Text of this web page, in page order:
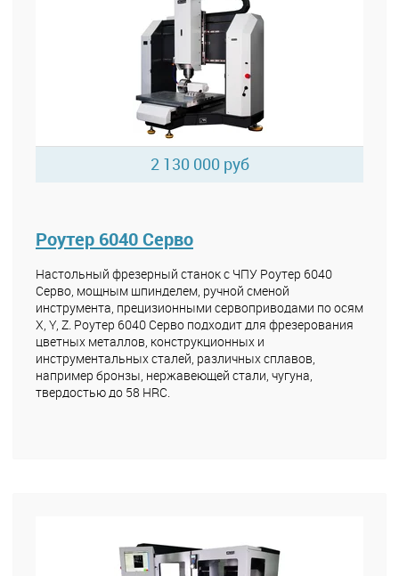
2 130 000 руб
Роутер 6040 Серво
Настольный фрезерный станок с ЧПУ Роутер 6040
Серво, мощным шпинделем, ручной сменой
инструмента, прецизионными сервоприводами по осям
X, Y, Z. Роутер 6040 Серво подходит для фрезерования
цветных металлов, конструкционных и
инструментальных сталей, различных сплавов,
например бронзы, нержавеющей стали, чугуна,
твердостью до 58 HRC.